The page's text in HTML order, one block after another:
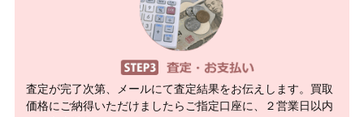
査定が完了次第、メールにて査定結果をお伝えします。買取
価格にご納得いただけましたらご指定口座に、２営業日以内